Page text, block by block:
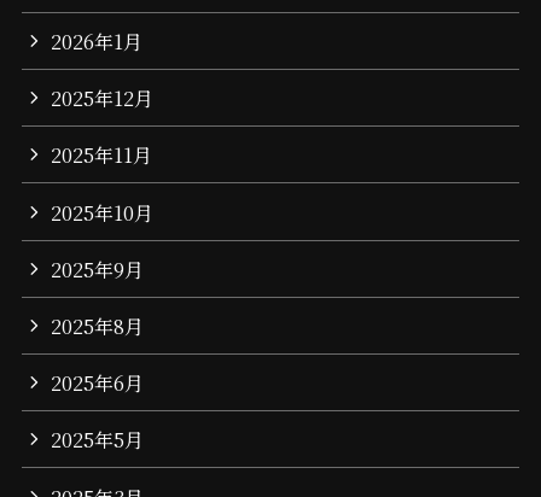
2026年1月
2025年12月
2025年11月
2025年10月
2025年9月
2025年8月
2025年6月
2025年5月